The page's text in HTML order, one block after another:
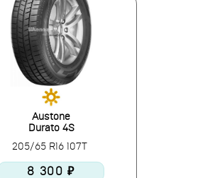
Austone
Durato 4S
205/65 R16 107T
8 300 ₽